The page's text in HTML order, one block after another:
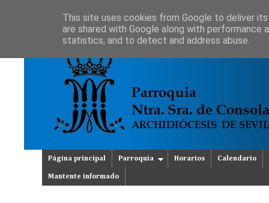
Página principal Parroquia Horarios Calendario
Mantente informado
This site uses cookies from Google to deliver
are shared with Google along with
statistics, and to detect and address abuse.